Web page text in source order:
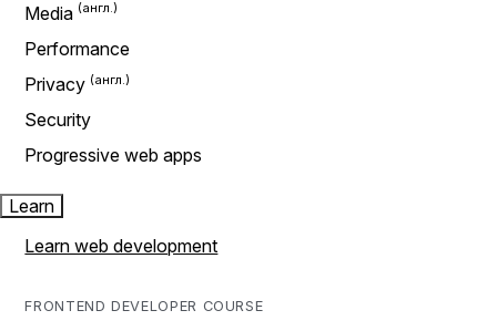
Media
Performance
Privacy
Security
Progressive web apps
Learn
Learn web development
FRONTEND DEVELOPER COURSE